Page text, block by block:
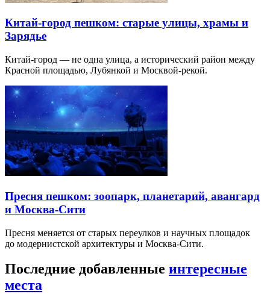
Китай-город пешком: старые улицы, храмы и
Зарядье
Китай-город — не одна улица, а исторический район между
Красной площадью, Лубянкой и Москвой-рекой.
Пресня пешком: зоопарк, планетарий, авангард
и Москва-Сити
Пресня меняется от старых переулков и научных площадок
до модернистской архитектуры и Москва-Сити.
Последние добавленные интересные
места